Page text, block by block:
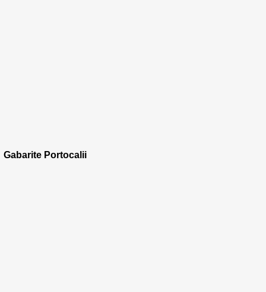
Gabarite Portocalii